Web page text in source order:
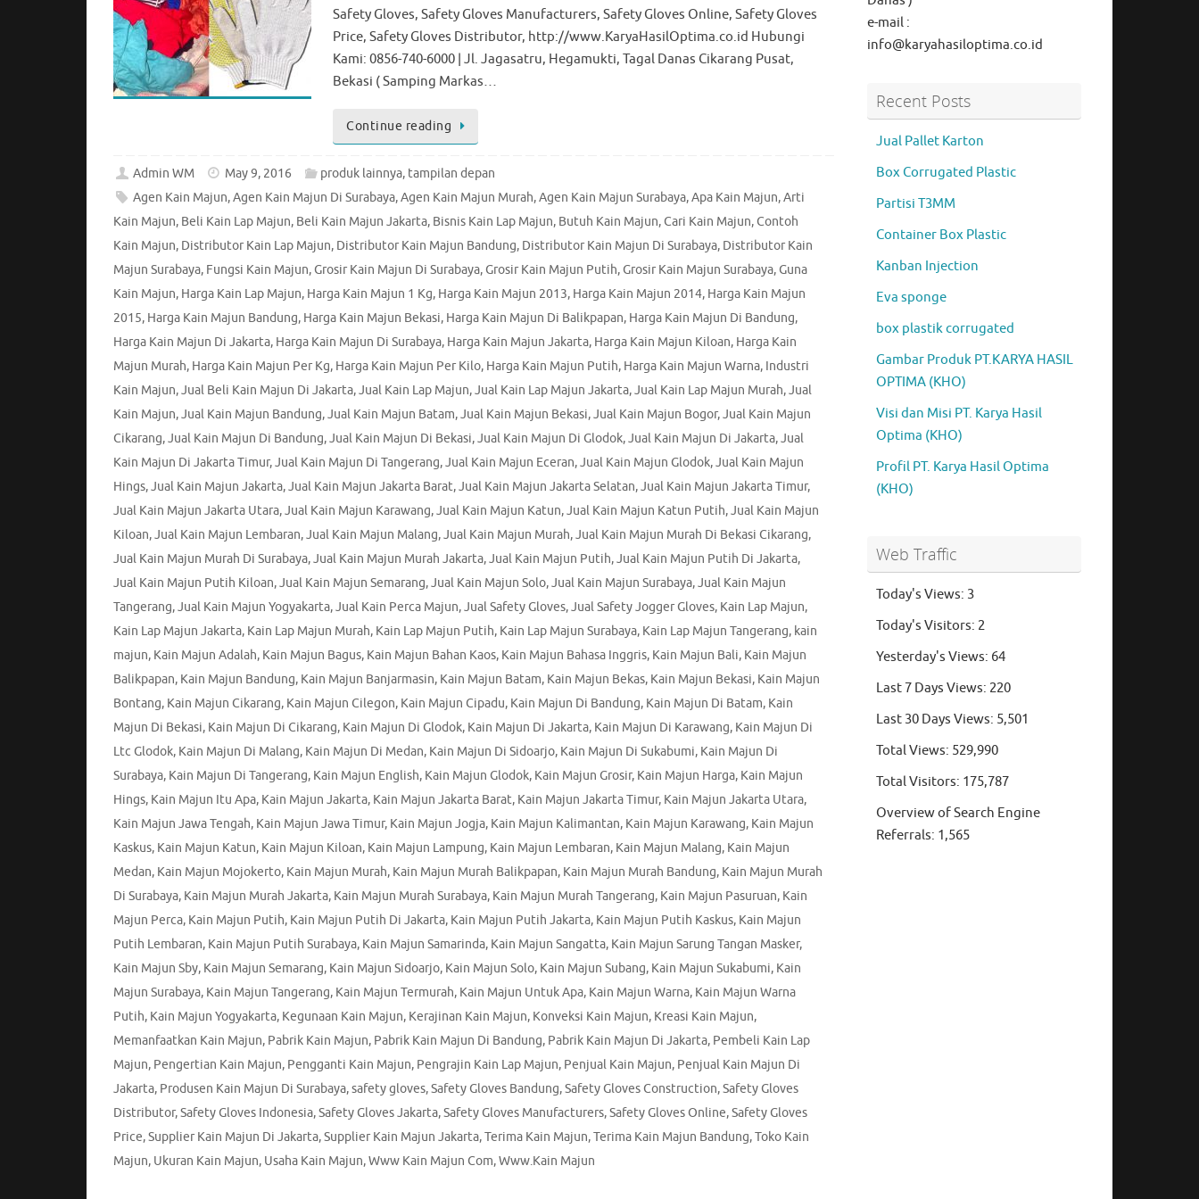
Safety Gloves, Safety Gloves Manufacturers, Safety Gloves Online, Safety Gloves
Price, Safety Gloves Distributor, http://www.KaryaHasilOptima.co.id Hubungi
Kami: 0856-740-6000 | Jl. Jagasatru, Hegamukti, Tagal Danas Cikarang Pusat,
Bekasi ( Samping Markas…
Continue reading
Admin WM May 9, 2016 produk lainnya, tampilan depan
Agen Kain Majun,Agen Kain Majun Di Surabaya,Agen Kain Majun Murah,Agen Kain Majun Surabaya,Apa Kain Majun,Arti
Kain Majun, Beli Kain Lap Majun, Beli Kain Majun Jakarta, Bisnis Kain Lap Majun, Butuh Kain Majun,Cari Kain Majun,Contoh
Kain Majun, Distributor Kain Lap Majun, Distributor Kain Majun Bandung, Distributor Kain Majun Di Surabaya, Distributor Kain
Majun Surabaya, Fungsi Kain Majun,Grosir Kain Majun Di Surabaya,Grosir Kain Majun Putih,Grosir Kain Majun Surabaya,Guna
Kain Majun, Harga Kain Lap Majun, Harga Kain Majun 1 Kg, Harga Kain Majun 2013, Harga Kain Majun 2014, Harga Kain Majun
2015, Harga Kain Majun Bandung, Harga Kain Majun Bekasi, Harga Kain Majun Di Balikpapan, Harga Kain Majun Di Bandung,
Harga Kain Majun Di Jakarta, Harga Kain Majun Di Surabaya, Harga Kain Majun Jakarta, Harga Kain Majun Kiloan, Harga Kain
Majun Murah, Harga Kain Majun Per Kg, Harga Kain Majun Per Kilo, Harga Kain Majun Putih, Harga Kain Majun Warna, Industri
Kain Majun,Jual Beli Kain Majun Di Jakarta,Jual Kain Lap Majun,Jual Kain Lap Majun Jakarta,Jual Kain Lap Majun Murah,Jual
Kain Majun,Jual Kain Majun Bandung,Jual Kain Majun Batam,Jual Kain Majun Bekasi,Jual Kain Majun Bogor,Jual Kain Majun
Cikarang,Jual Kain Majun Di Bandung,Jual Kain Majun Di Bekasi,Jual Kain Majun Di Glodok,Jual Kain Majun Di Jakarta,Jual
Kain Majun Di Jakarta Timur,Jual Kain Majun Di Tangerang,Jual Kain Majun Eceran,Jual Kain Majun Glodok,Jual Kain Majun
Hings,Jual Kain Majun Jakarta,Jual Kain Majun Jakarta Barat,Jual Kain Majun Jakarta Selatan,Jual Kain Majun Jakarta Timur,
Jual Kain Majun Jakarta Utara,Jual Kain Majun Karawang,Jual Kain Majun Katun,Jual Kain Majun Katun Putih,Jual Kain Majun
Kiloan,Jual Kain Majun Lembaran,Jual Kain Majun Malang,Jual Kain Majun Murah,Jual Kain Majun Murah Di Bekasi Cikarang,
Jual Kain Majun Murah Di Surabaya,Jual Kain Majun Murah Jakarta,Jual Kain Majun Putih,Jual Kain Majun Putih Di Jakarta,
Jual Kain Majun Putih Kiloan,Jual Kain Majun Semarang,Jual Kain Majun Solo,Jual Kain Majun Surabaya,Jual Kain Majun
Tangerang,Jual Kain Majun Yogyakarta,Jual Kain Perca Majun,Jual Safety Gloves,Jual Safety Jogger Gloves, Kain Lap Majun,
Kain Lap Majun Jakarta, Kain Lap Majun Murah, Kain Lap Majun Putih, Kain Lap Majun Surabaya, Kain Lap Majun Tangerang, kain
majun, Kain Majun Adalah, Kain Majun Bagus, Kain Majun Bahan Kaos, Kain Majun Bahasa Inggris, Kain Majun Bali, Kain Majun
Balikpapan, Kain Majun Bandung, Kain Majun Banjarmasin, Kain Majun Batam, Kain Majun Bekas, Kain Majun Bekasi, Kain Majun
Bontang, Kain Majun Cikarang, Kain Majun Cilegon, Kain Majun Cipadu, Kain Majun Di Bandung, Kain Majun Di Batam, Kain
Majun Di Bekasi, Kain Majun Di Cikarang, Kain Majun Di Glodok, Kain Majun Di Jakarta, Kain Majun Di Karawang, Kain Majun Di
Ltc Glodok, Kain Majun Di Malang, Kain Majun Di Medan, Kain Majun Di Sidoarjo, Kain Majun Di Sukabumi, Kain Majun Di
Surabaya, Kain Majun Di Tangerang, Kain Majun English, Kain Majun Glodok, Kain Majun Grosir, Kain Majun Harga, Kain Majun
Hings, Kain Majun Itu Apa, Kain Majun Jakarta, Kain Majun Jakarta Barat, Kain Majun Jakarta Timur, Kain Majun Jakarta Utara,
Kain Majun Jawa Tengah, Kain Majun Jawa Timur, Kain Majun Jogja, Kain Majun Kalimantan, Kain Majun Karawang, Kain Majun
Kaskus, Kain Majun Katun, Kain Majun Kiloan, Kain Majun Lampung, Kain Majun Lembaran, Kain Majun Malang, Kain Majun
Medan, Kain Majun Mojokerto, Kain Majun Murah, Kain Majun Murah Balikpapan, Kain Majun Murah Bandung, Kain Majun Murah
Di Surabaya, Kain Majun Murah Jakarta, Kain Majun Murah Surabaya, Kain Majun Murah Tangerang, Kain Majun Pasuruan, Kain
Majun Perca, Kain Majun Putih, Kain Majun Putih Di Jakarta, Kain Majun Putih Jakarta, Kain Majun Putih Kaskus, Kain Majun
Putih Lembaran, Kain Majun Putih Surabaya, Kain Majun Samarinda, Kain Majun Sangatta, Kain Majun Sarung Tangan Masker,
Kain Majun Sby, Kain Majun Semarang, Kain Majun Sidoarjo, Kain Majun Solo, Kain Majun Subang, Kain Majun Sukabumi, Kain
Majun Surabaya, Kain Majun Tangerang, Kain Majun Termurah, Kain Majun Untuk Apa, Kain Majun Warna, Kain Majun Warna
Putih, Kain Majun Yogyakarta, Kegunaan Kain Majun, Kerajinan Kain Majun, Konveksi Kain Majun, Kreasi Kain Majun,
Memanfaatkan Kain Majun, Pabrik Kain Majun, Pabrik Kain Majun Di Bandung, Pabrik Kain Majun Di Jakarta, Pembeli Kain Lap
Majun, Pengertian Kain Majun, Pengganti Kain Majun, Pengrajin Kain Lap Majun, Penjual Kain Majun, Penjual Kain Majun Di
Jakarta, Produsen Kain Majun Di Surabaya,safety gloves,Safety Gloves Bandung,Safety Gloves Construction,Safety Gloves
Distributor,Safety Gloves Indonesia,Safety Gloves Jakarta,Safety Gloves Manufacturers,Safety Gloves Online,Safety Gloves
Price,Supplier Kain Majun Di Jakarta,Supplier Kain Majun Jakarta,Terima Kain Majun,Terima Kain Majun Bandung,Toko Kain
Majun, Ukuran Kain Majun, Usaha Kain Majun,Www Kain Majun Com,Www.Kain Majun
e-mail :
info@karyahasiloptima.co.id
Recent Posts
Jual Pallet Karton
Box Corrugated Plastic
Partisi T3MM
Container Box Plastic
Kanban Injection
Eva sponge
box plastik corrugated
Gambar Produk PT.KARYA HASIL
OPTIMA (KHO)
Visi dan Misi PT. Karya Hasil
Optima (KHO)
Profil PT. Karya Hasil Optima
(KHO)
Web Traffic
Today's Views: 3
Today's Visitors: 2
Yesterday's Views: 64
Last 7 Days Views: 220
Last 30 Days Views: 5,501
Total Views: 529,990
Total Visitors: 175,787
Overview of Search Engine
Referrals: 1,565